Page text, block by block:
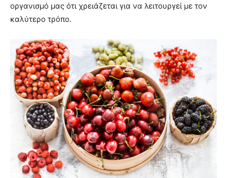
οργανισμό μας ότι χρειάζεται για να λειτουργεί με τον
καλύτερο τρόπο.